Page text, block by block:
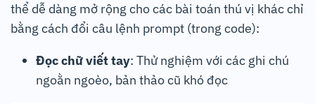
thể dễ dàng mở rộng cho các bài toán thú vị khác chỉ
bằng cách đổi câu lệnh prompt (trong code):
Đọc chữ viết tay: Thử nghiệm với các ghi chú
ngoằn ngoèo, bản thảo cũ khó đọc